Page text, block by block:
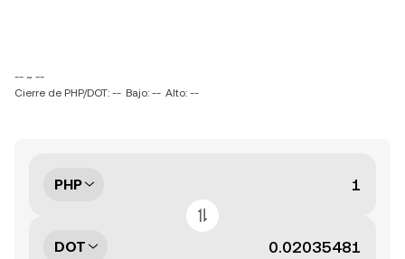
-- ~ --
Cierre de PHP/DOT: -- Bajo: -- Alto: --
PHP
DOT